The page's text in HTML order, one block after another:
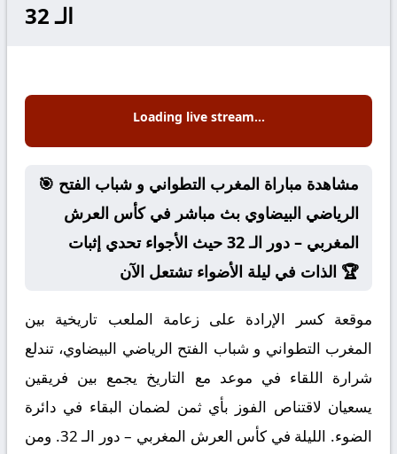
الـ 32
Loading live stream...
🎯 مشاهدة مباراة المغرب التطواني و شباب الفتح
الرياضي البيضاوي بث مباشر في كأس العرش
المغربي – دور الـ 32 حيث الأجواء تحدي إثبات
الذات في ليلة الأضواء تشتعل الآن 🏆
موقعة كسر الإرادة على زعامة الملعب تاريخية بين
المغرب التطواني و شباب الفتح الرياضي البيضاوي، تندلع
شرارة اللقاء في موعد مع التاريخ يجمع بين فريقين
يسعيان لاقتناص الفوز بأي ثمن لضمان البقاء في دائرة
الضوء. الليلة في كأس العرش المغربي – دور الـ 32. ومن